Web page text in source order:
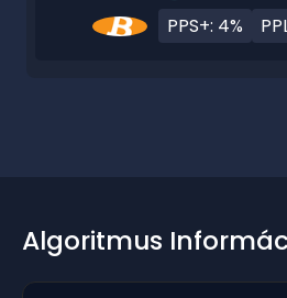
PPS+: 4%
Algoritmus